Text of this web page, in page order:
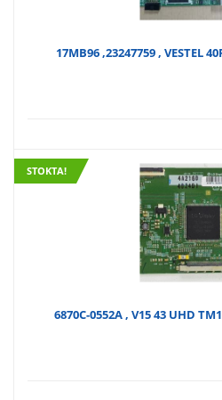
17MB96 ,23247759 , VESTEL
STOKTA!
6870C-0552A , V15 43 UHD